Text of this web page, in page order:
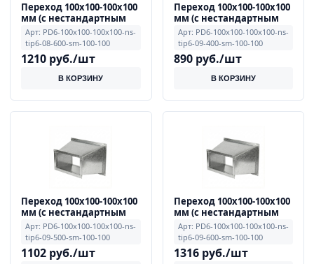
Переход 100x100-100x100
мм (с нестандартным
смещением, тип 6), 0.8
мм, примечание L=600
мм, смещение E=100,
F=100
Арт: PD6-100x100-100x100-ns-
tip6-08-600-sm-100-100
1210 руб./шт
В КОРЗИНУ
Переход 100x100-100x100
мм (с нестандартным
смещением, тип 6), 0.9
мм, примечание L=400
мм, смещение E=100,
F=100
Арт: PD6-100x100-100x100-ns-
tip6-09-400-sm-100-100
890 руб./шт
В КОРЗИНУ
Переход 100x100-100x100
мм (с нестандартным
смещением, тип 6), 0.9
мм, примечание L=500
мм, смещение E=100,
F=100
Арт: PD6-100x100-100x100-ns-
tip6-09-500-sm-100-100
1102 руб./шт
Переход 100x100-100x100
мм (с нестандартным
смещением, тип 6), 0.9
мм, примечание L=600
мм, смещение E=100,
F=100
Арт: PD6-100x100-100x100-ns-
tip6-09-600-sm-100-100
1316 руб./шт